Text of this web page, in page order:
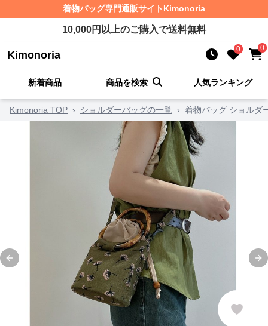
着物バッグ専門通販サイト Kimonoria
10,000円以上のご購入で送料無料
Kimonoria 0 0
新着商品 商品を検索 人気ランキング
Kimonoria TOP › ショルダーバッグの一覧 › 着物バッグ ショルダ
Previous slide